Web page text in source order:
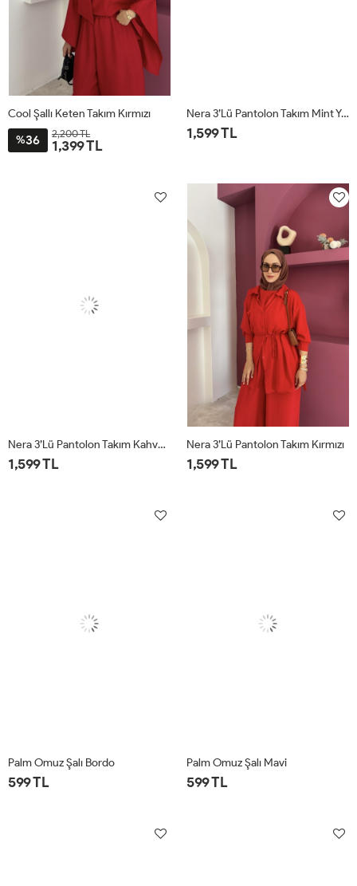
Cool Şallı Keten Takım Kırmızı
%36 2,200 TL
1,399 TL
Nera 3’lü Pantolon Takım Mint Yeşili
1,599 TL
Nera 3’lü Pantolon Takım Kahverengi
1,599 TL
Nera 3’lü Pantolon Takım Kırmızı
1,599 TL
Palm Omuz Şalı Bordo
599 TL
Palm Omuz Şalı Mavi
599 TL